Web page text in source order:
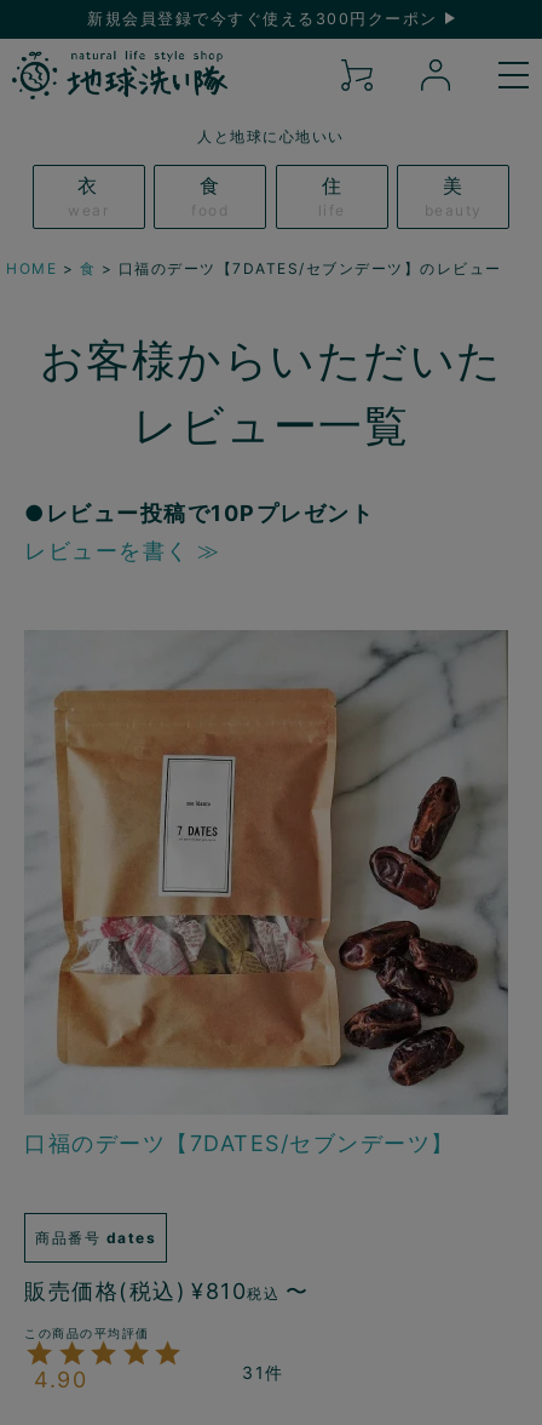
新規会員登録で今すぐ使える300円クーポン
人と地球に心地いい
衣
wear
食
food
住
life
美
beauty
HOME 食 口福のデーツ【7DATES/セブンデーツ】のレビュー
お客様からいただいた
レビュー一覧
●レビュー投稿で10Pプレゼント
レビューを書く ≫
口福のデーツ【7DATES/セブンデーツ】
商品番号 dates
販売価格(税込) ¥810税込 〜
4.90 31